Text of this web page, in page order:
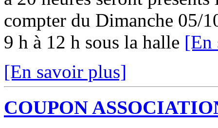
compter du Dimanche 05/
9 h à 12 h sous la halle [En
[En savoir plus]
COUPON